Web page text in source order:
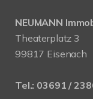
NEUMANN
Theaterplatz 3
99817 Eisenach
Tel.: 03691 /